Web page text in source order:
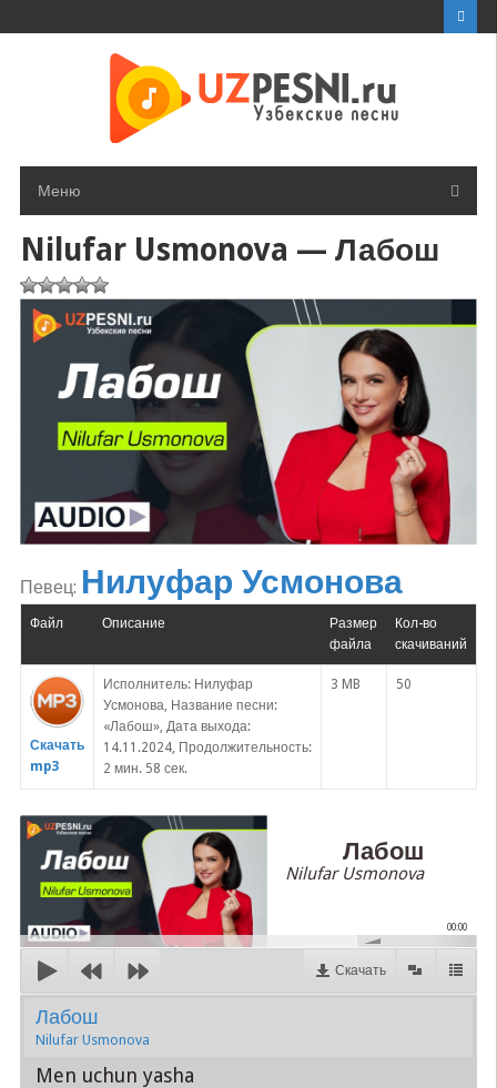
Меню
Nilufar Usmonova — Лабош
Певец: Нилуфар Усмонова
Файл Описание
Размер
файла
Кол-во
скачиваний
Скачать
mp3
Исполнитель: Нилуфар
Усмонова, Название песни:
«Лабош», Дата выхода:
14.11.2024, Продолжительность:
2 мин. 58 сек.
3 MB 50
Лабош
Nilufar Usmonova
00:00
Скачать
Лабош
Nilufar Usmonova
Men uchun yasha